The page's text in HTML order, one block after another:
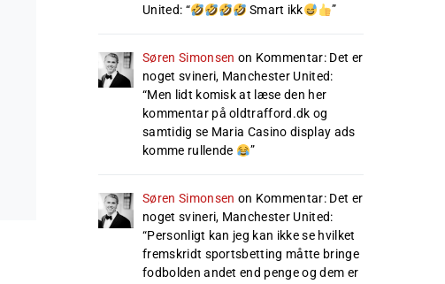
United: “ Smart ikk ”
Søren Simonsen on Kommentar: Det er
noget svineri, Manchester United:
“Men lidt komisk at læse den her
kommentar på oldtrafford.dk og
samtidig se Maria Casino display ads
komme rullende
”
Søren Simonsen on Kommentar: Det er
noget svineri, Manchester United:
“Personligt kan jeg kan ikke se hvilket
fremskridt sportsbetting måtte bringe
fodbolden andet end penge og dem er